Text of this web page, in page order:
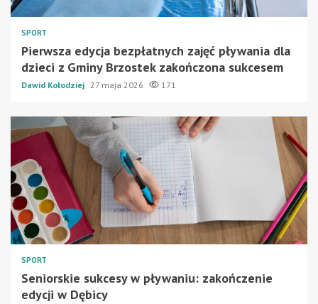
SPORT
Pierwsza edycja bezpłatnych zajęć pływania dla
dzieci z Gminy Brzostek zakończona sukcesem
Dawid Kołodziej 27 maja 2026 171
SPORT
Seniorskie sukcesy w pływaniu: zakończenie
edycji w Dębicy